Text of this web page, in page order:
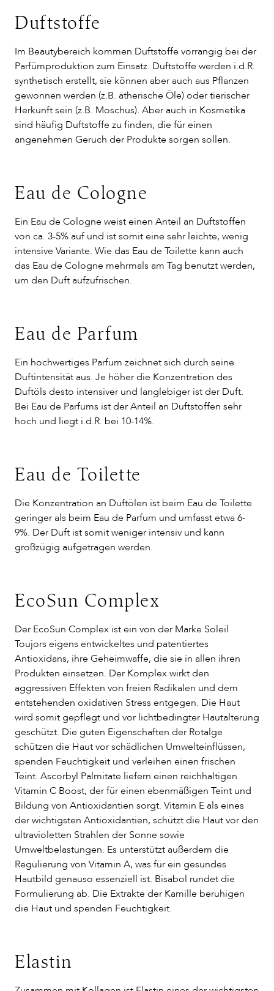
Duftstoffe
Im Beautybereich kommen Duftstoffe vorrangig bei der
Parfümproduktion zum Einsatz. Duftstoffe werden i.d.R.
synthetisch erstellt, sie können aber auch aus Pflanzen
gewonnen werden (z.B. ätherische Öle) oder tierischer
Herkunft sein (z.B. Moschus). Aber auch in Kosmetika
sind häufig Duftstoffe zu finden, die für einen
angenehmen Geruch der Produkte sorgen sollen.
Eau de Cologne
Ein Eau de Cologne weist einen Anteil an Duftstoffen
von ca. 3-5% auf und ist somit eine sehr leichte, wenig
intensive Variante. Wie das Eau de Toilette kann auch
das Eau de Cologne mehrmals am Tag benutzt werden,
um den Duft aufzufrischen.
Eau de Parfum
Ein hochwertiges Parfum zeichnet sich durch seine
Duftintensität aus. Je höher die Konzentration des
Duftöls desto intensiver und langlebiger ist der Duft.
Bei Eau de Parfums ist der Anteil an Duftstoffen sehr
hoch und liegt i.d.R. bei 10-14%.
Eau de Toilette
Die Konzentration an Duftölen ist beim Eau de Toilette
geringer als beim Eau de Parfum und umfasst etwa 6-
9%. Der Duft ist somit weniger intensiv und kann
großzügig aufgetragen werden.
EcoSun Complex
Der EcoSun Complex ist ein von der Marke Soleil
Toujors eigens entwickeltes und patentiertes
Antioxidans, ihre Geheimwaffe, die sie in allen ihren
Produkten einsetzen. Der Komplex wirkt den
aggressiven Effekten von freien Radikalen und dem
entstehenden oxidativen Stress entgegen. Die Haut
wird somit gepflegt und vor lichtbedingter Hautalterung
geschützt. Die guten Eigenschaften der Rotalge
schützen die Haut vor schädlichen Umwelteinflüssen,
spenden Feuchtigkeit und verleihen einen frischen
Teint. Ascorbyl Palmitate liefern einen reichhaltigen
Vitamin C Boost, der für einen ebenmäßigen Teint und
Bildung von Antioxidantien sorgt. Vitamin E als eines
der wichtigsten Antioxidantien, schützt die Haut vor den
ultravioletten Strahlen der Sonne sowie
Umweltbelastungen. Es unterstützt außerdem die
Regulierung von Vitamin A, was für ein gesundes
Hautbild genauso essenziell ist. Bisabol rundet die
Formulierung ab. Die Extrakte der Kamille beruhigen
die Haut und spenden Feuchtigkeit.
Elastin